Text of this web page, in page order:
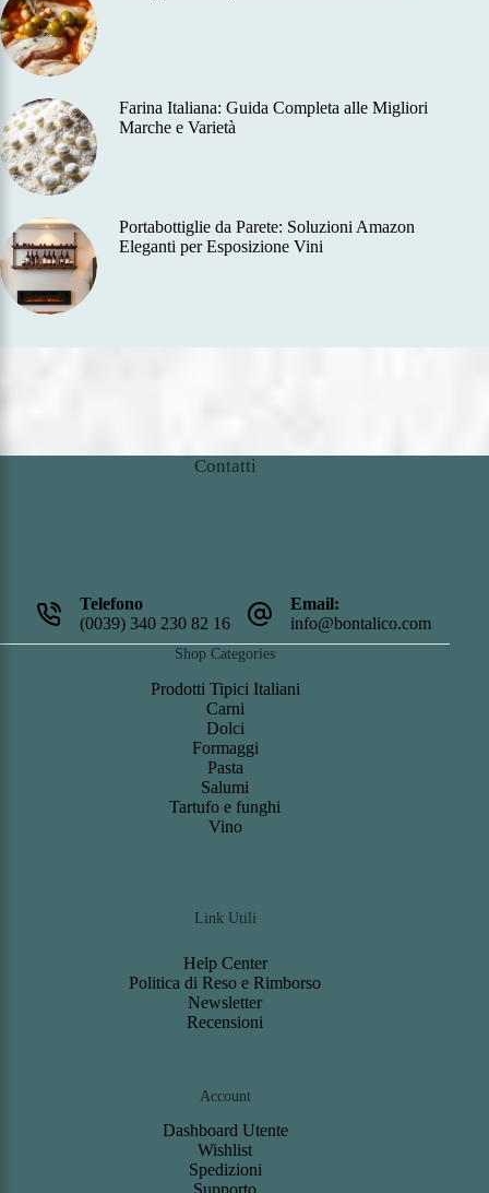
Farina Italiana: Guida Completa alle Migliori
Marche e Varietà
Portabottiglie da Parete: Soluzioni Amazon
Eleganti per Esposizione Vini
Contatti
Telefono
(0039) 340 230 82 16
Email:
info@bontalico.com
Shop Categories
Prodotti Tipici Italiani
Carni
Dolci
Formaggi
Pasta
Salumi
Tartufo e funghi
Vino
Link Utili
Help Center
Politica di Reso e Rimborso
Newsletter
Recensioni
Account
Dashboard Utente
Wishlist
Spedizioni
Supporto